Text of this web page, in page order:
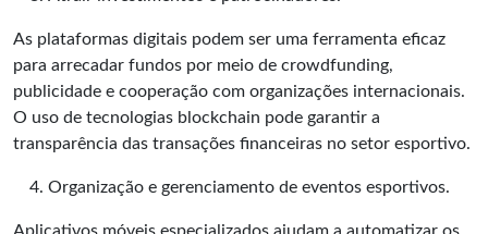
As plataformas digitais podem ser uma ferramenta eficaz
para arrecadar fundos por meio de crowdfunding,
publicidade e cooperação com organizações internacionais.
O uso de tecnologias blockchain pode garantir a
transparência das transações financeiras no setor esportivo.
Organização e gerenciamento de eventos esportivos.
Aplicativos móveis especializados ajudam a automatizar os